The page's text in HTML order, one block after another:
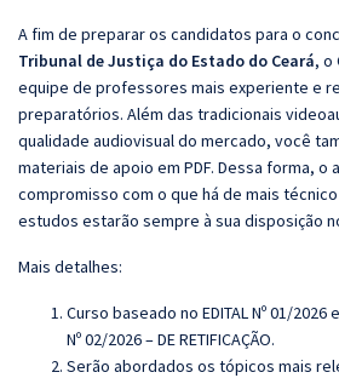
A fim de preparar os candidatos para o
Tribunal de Justiça do Estado do Ceará, o
equipe de professores mais experiente e
preparatórios. Além das tradicionais
qualidade audiovisual do mercado, você
materiais de apoio em PDF. Dessa forma, o
compromisso com o que há de mais
estudos estarão sempre à sua disposição
Mais detalhes:
Curso baseado no EDITAL Nº 01/2026
Nº 02/2026 – DE RETIFICAÇÃO.
Serão abordados os tópicos mais